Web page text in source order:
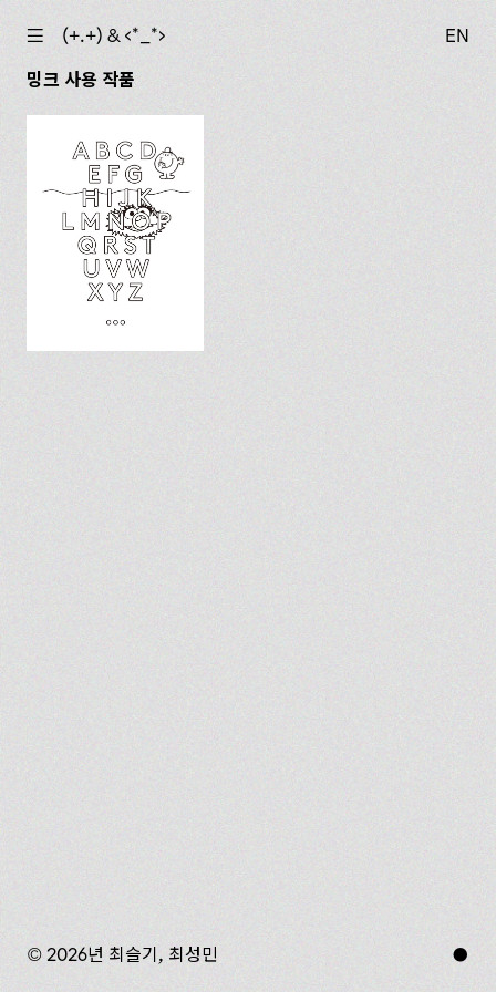
☰ (+.+) & ‹*_*›
EN
밍크 사용 작품
© 2026년 최슬기, 최성민 ●